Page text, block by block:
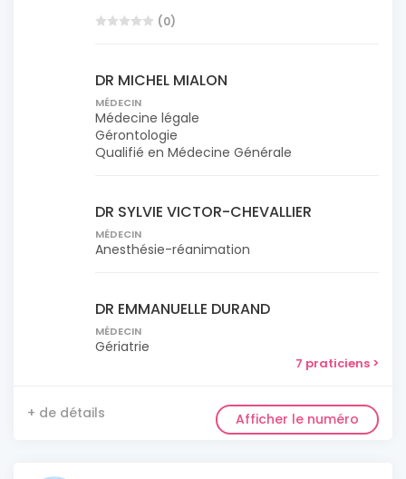
(0)
DR MICHEL MIALON
MÉDECIN
Médecine légale
Gérontologie
Qualifié en Médecine Générale
DR SYLVIE VICTOR-CHEVALLIER
MÉDECIN
Anesthésie-réanimation
DR EMMANUELLE DURAND
MÉDECIN
Gériatrie
7 praticiens >
+ de détails Afficher le numéro